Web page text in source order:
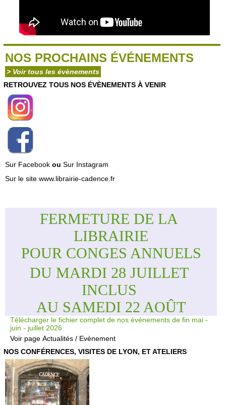
NOS PROCHAINS ÉVÉNEMENTS
> Voir tous les évènements
RETROUVEZ TOUS NOS ÉVÈNEMENTS À VENIR
Sur Facebook ou Sur Instagram
Sur le site www.librairie-cadence.fr
FERMETURE DE LA
LIBRAIRIE
POUR CONGES ANNUELS
DU MARDI 28 JUILLET
INCLUS
AU SAMEDI 22 AOÛT
Télécharger le fichier complet de nos événements de fin mai -
juin - juillet 2026
Voir page Actualités / Evènement
NOS CONFÉRENCES, VISITES DE LYON, ET ATELIERS